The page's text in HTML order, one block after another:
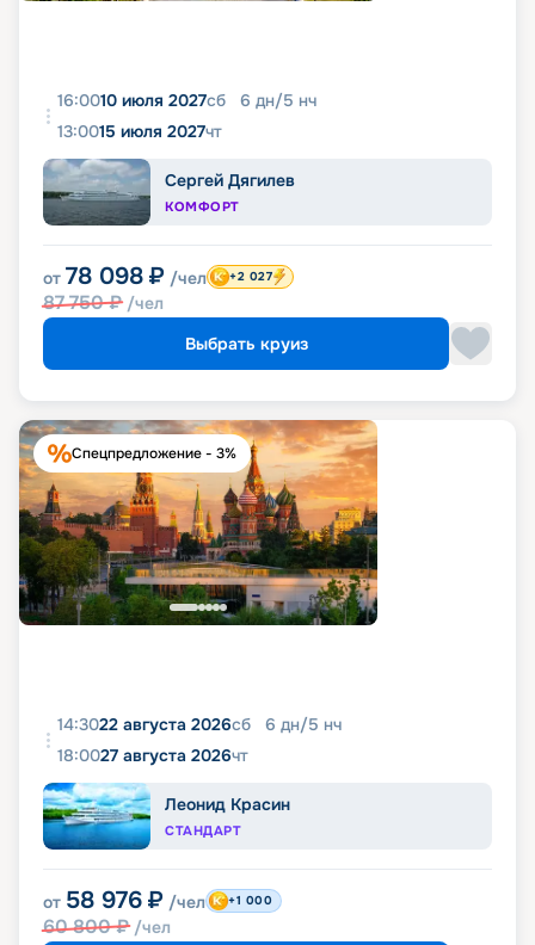
16:0010 июля 2027сб 6 дн/5 нч
13:0015 июля 2027чт
Сергей Дягилев
КОМФОРТ
от 78 098 ₽ /чел
87 750₽ /чел
+2 027
Выбрать круиз
Спецпредложение - 3%
14:3022 августа 2026сб 6 дн/5 нч
18:0027 августа 2026чт
Леонид Красин
СТАНДАРТ
от 58 976 ₽ /чел
60 800₽ /чел
+1 000